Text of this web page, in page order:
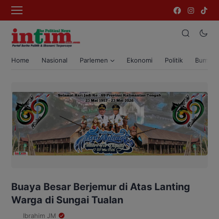
Home Nasional Parlemen Ekonomi Politik Bumi
Buaya Besar Berjemur di Atas Lanting
Warga di Sungai Tualan
Ibrahim JM